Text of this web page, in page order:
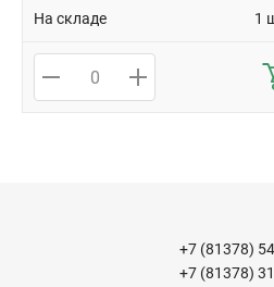
На складе 1
+7 (81378)
+7 (81378)